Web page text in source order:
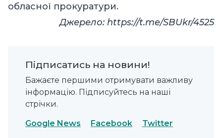
обласної прокуратури.
Джерело: https://t.me/SBUkr/4525
Підписатись на новини!
Бажаєте першими отримувати важливу
інформацію. Підписуйтесь на наші
стрічки.
Google News Facebook Twitter